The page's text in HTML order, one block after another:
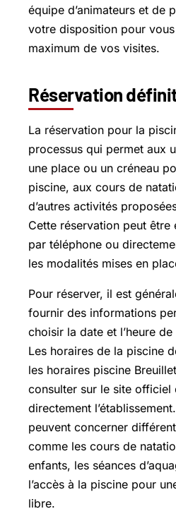
équipe d’animateurs et de
votre disposition pour
maximum de vos visites.
Réservation
La réservation pour la
processus qui permet aux
une place ou un créneau
piscine, aux cours de
d’autres activités
Cette réservation peut être
par téléphone ou
les modalités mises en
Pour réserver, il est
fournir des informations
choisir la date et l’heure
Les horaires de la piscine
les horaires piscine
consulter sur le site officiel
directement
peuvent concerner
comme les cours de
enfants, les séances
l’accès à la piscine pour
libre.